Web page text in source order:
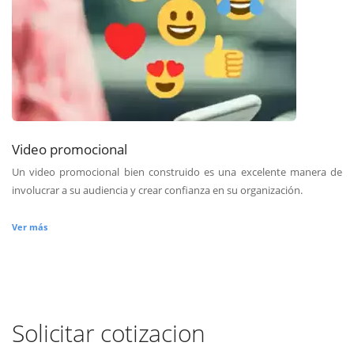
Video promocional
Un video promocional bien construido es una excelente manera de
involucrar a su audiencia y crear confianza en su organización.
Ver más
Solicitar cotizacion